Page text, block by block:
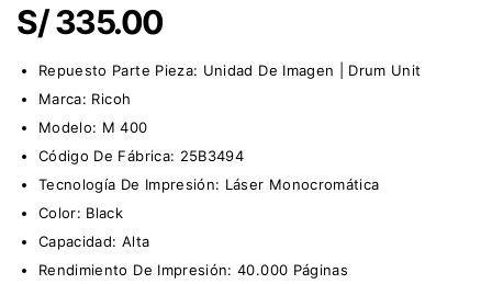
S/335.00
Repuesto Parte Pieza: Unidad De Imagen | Drum Unit
Marca: Ricoh
Modelo: M 400
Código De Fábrica: 25B3494
Tecnología De Impresión: Láser Monocromática
Color: Black
Capacidad: Alta
Rendimiento De Impresión: 40.000 Páginas